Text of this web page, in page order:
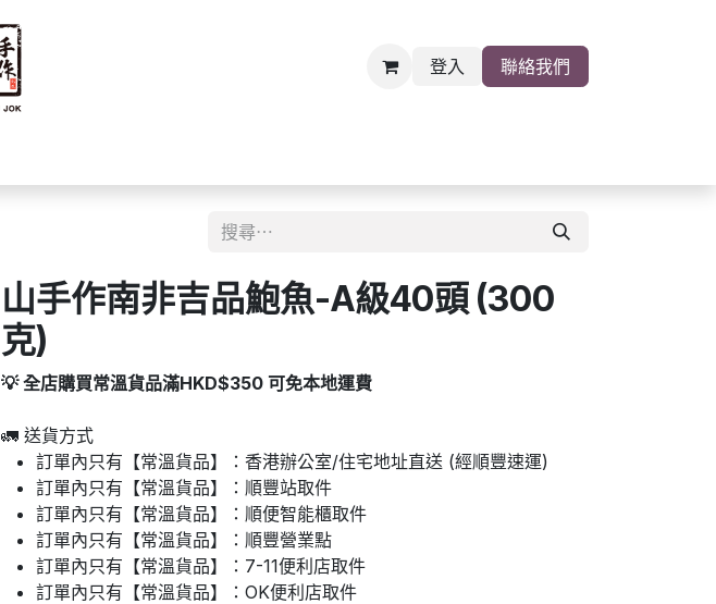
登入 聯絡我們
山手作南非吉品鮑魚-A級40頭 (300
克)
💡 全店購買常溫貨品滿HKD$350 可免本地運費
🚛 送貨方式
訂單內只有【常溫貨品】：香港辦公室/住宅地址直送 (經順豐速運)
訂單內只有【常溫貨品】：順豐站取件
訂單內只有【常溫貨品】：順便智能櫃取件
訂單內只有【常溫貨品】：順豐營業點
訂單內只有【常溫貨品】：7-11便利店取件
訂單內只有【常溫貨品】：OK便利店取件